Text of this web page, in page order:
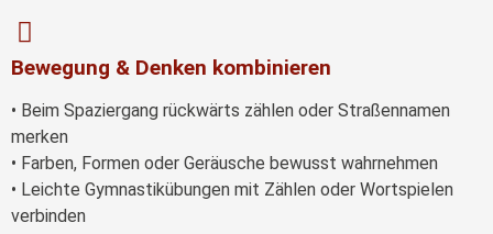
Bewegung & Denken kombinieren
• Beim Spaziergang rückwärts zählen oder Straßennamen
merken
• Farben, Formen oder Geräusche bewusst wahrnehmen
• Leichte Gymnastikübungen mit Zählen oder Wortspielen
verbinden